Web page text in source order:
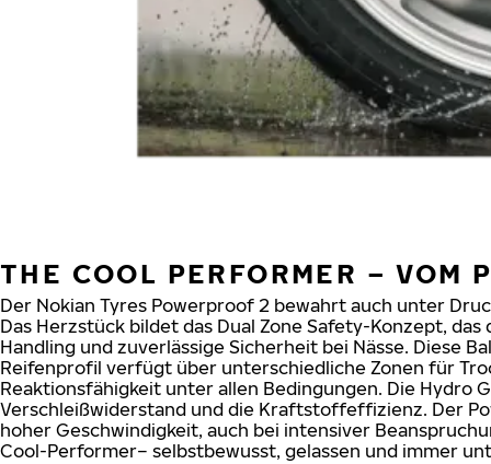
THE COOL PERFORMER – VOM
Der Nokian Tyres Powerproof 2 bewahrt auch unter
Das Herzstück bildet das Dual Zone Safety-Konzept,
Handling und zuverlässige Sicherheit bei Nässe. Diese
Reifenprofil verfügt über unterschiedliche Zonen für
Reaktionsfähigkeit unter allen Bedingungen. Die Hydro
Verschleißwiderstand und die Kraftstoffeffizienz. Der
hoher Geschwindigkeit, auch bei intensiver
Cool-Performer– selbstbewusst, gelassen und immer